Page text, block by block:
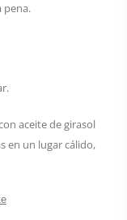
pena.
aceite de girasol
en un lugar cálido,